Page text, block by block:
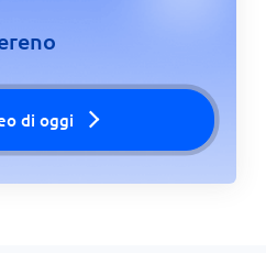
di oggi